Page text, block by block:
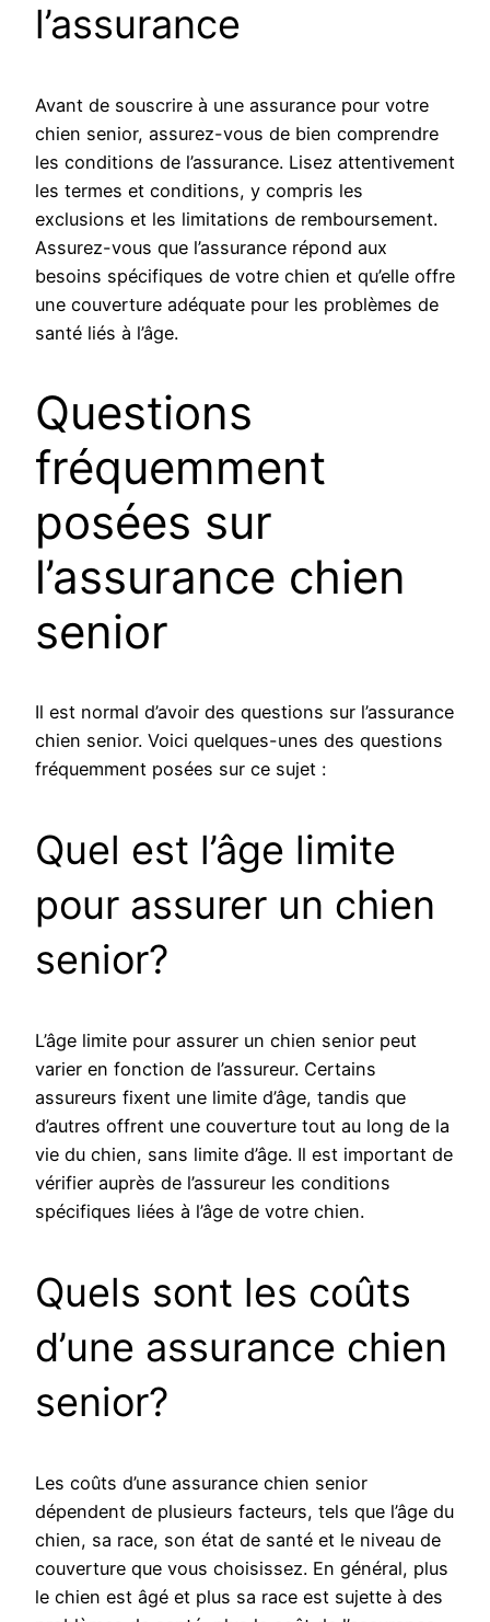
l’assurance
Avant de souscrire à une assurance pour votre
chien senior, assurez-vous de bien comprendre
les conditions de l’assurance. Lisez attentivement
les termes et conditions, y compris les
exclusions et les limitations de remboursement.
Assurez-vous que l’assurance répond aux
besoins spécifiques de votre chien et qu’elle offre
une couverture adéquate pour les problèmes de
santé liés à l’âge.
Questions
fréquemment
posées sur
l’assurance chien
senior
Il est normal d’avoir des questions sur l’assurance
chien senior. Voici quelques-unes des questions
fréquemment posées sur ce sujet :
Quel est l’âge limite
pour assurer un chien
senior?
L’âge limite pour assurer un chien senior peut
varier en fonction de l’assureur. Certains
assureurs fixent une limite d’âge, tandis que
d’autres offrent une couverture tout au long de la
vie du chien, sans limite d’âge. Il est important de
vérifier auprès de l’assureur les conditions
spécifiques liées à l’âge de votre chien.
Quels sont les coûts
d’une assurance chien
senior?
Les coûts d’une assurance chien senior
dépendent de plusieurs facteurs, tels que l’âge du
chien, sa race, son état de santé et le niveau de
couverture que vous choisissez. En général, plus
le chien est âgé et plus sa race est sujette à des